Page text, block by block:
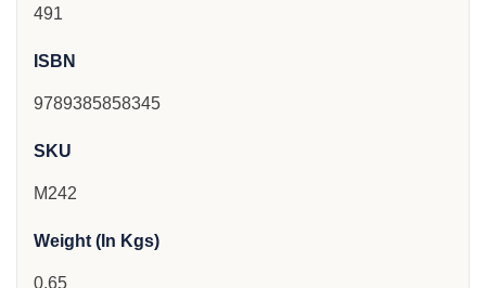
491
ISBN
9789385858345
SKU
M242
Weight (In Kgs)
0.65